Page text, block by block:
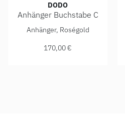
DODO
Anhänger Buchstabe C
DoDo Anhänger Buchstabe C,
Anhänger, Roségold
170,00 €